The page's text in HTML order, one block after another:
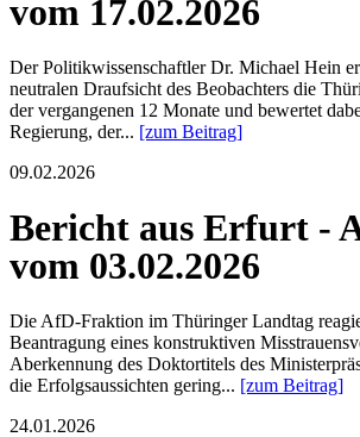
vom 17.02.2026
Der Politikwissenschaftler Dr. Michael Hein
neutralen Draufsicht des Beobachters die
der vergangenen 12 Monate und bewertet
Regierung, der... [zum Beitrag]
09.02.2026
Bericht aus Erfurt -
vom 03.02.2026
Die AfD-Fraktion im Thüringer Landtag
Beantragung eines konstruktiven
Aberkennung des Doktortitels des
die Erfolgsaussichten gering... [zum Beitrag]
24.01.2026